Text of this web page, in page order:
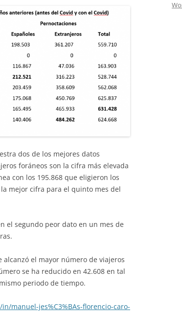
dos de los mejores datos
foráneos son la cifra más elevada
con los 195.868 que eligieron los
mejor cifra para el quinto mes del
el segundo peor dato en un mes de
el mayor número de viajeros
se ha reducido en 42.608 en tal
periodo de tiempo.
manuel-jes%C3%BAs-florencio-caro-